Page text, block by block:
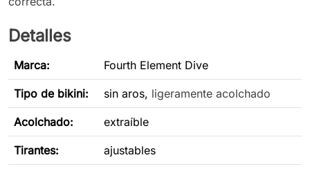
Detalles
Marca: Fourth Element Dive
Tipo de bikini: sin aros, ligeramente acolchado
Acolchado: extraíble
Tirantes: ajustables